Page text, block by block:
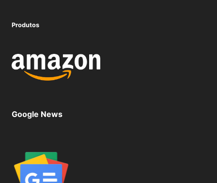
Produtos
Google News